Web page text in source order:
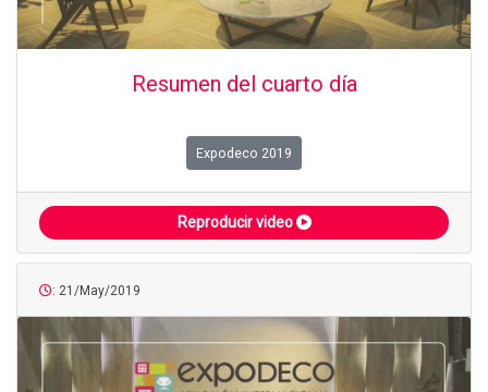
Resumen del cuarto día
Expodeco 2019
Reproducir video
: 21/May/2019